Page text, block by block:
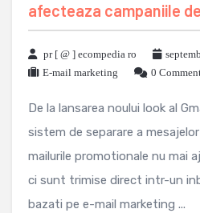
afecteaza campaniile
pr [ @ ] ecompedia ro
E-mail marketing
0
De la lansarea noului look al
sistem de separare a
mailurile promotionale nu mai
ci sunt trimise direct intr-un
bazati pe e-mail marketing ...